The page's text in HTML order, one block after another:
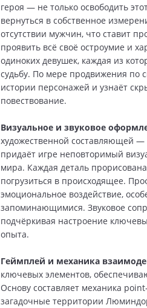
героя — не только освободить
вернуться в собственное
отсутствии мужчин, что ставит
проявить всё своё остроумие и
одиноких девушек, каждая из
судьбу. По мере продвижения по
истории персонажей и узнаёт
повествование.
Визуальное и звуковое
художественной составляющей
придаёт игре неповторимый
мира. Каждая деталь
погрузиться в происходящее.
эмоциональное воздействие,
запоминающимися. Звуковое
подчёркивая настроение
опыта.
Геймплей и механика
ключевых элементов,
Основу составляет механика
загадочные территории